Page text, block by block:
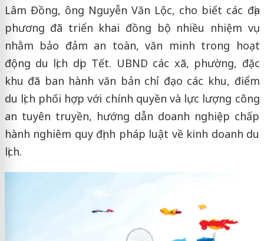
Lâm Đồng, ông Nguyễn Văn Lộc, cho biết các địa
phương đã triển khai đồng bộ nhiều nhiệm vụ
nhằm bảo đảm an toàn, văn minh trong hoạt
động du lịch dịp Tết. UBND các xã, phường, đặc
khu đã ban hành văn bản chỉ đạo các khu, điểm
du lịch phối hợp với chính quyền và lực lượng công
an tuyên truyền, hướng dẫn doanh nghiệp chấp
hành nghiêm quy định pháp luật về kinh doanh du
lịch.